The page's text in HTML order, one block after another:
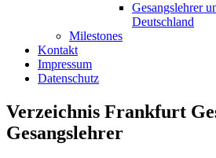
Gesangslehrer
Deutschland
Milestones
Kontakt
Impressum
Datenschutz
Verzeichnis Frankfurt
Gesangslehrer